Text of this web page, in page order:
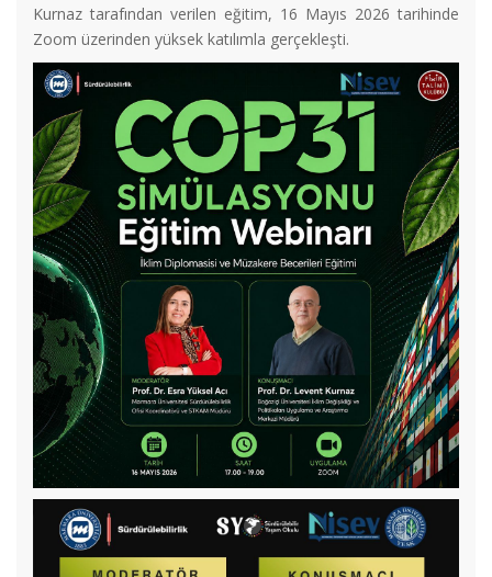
Kurnaz tarafından verilen eğitim, 16 Mayıs 2026 tarihinde
Zoom üzerinden yüksek katılımla gerçekleşti.